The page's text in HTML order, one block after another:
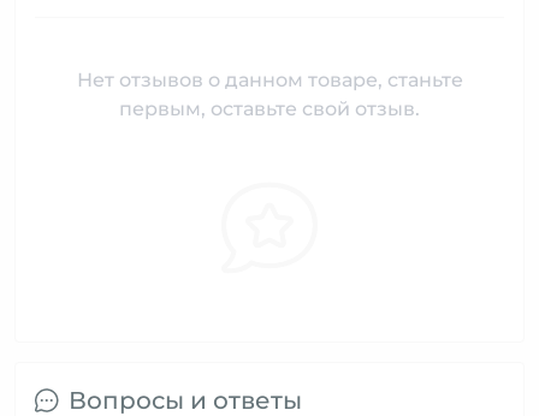
Нет отзывов о данном товаре, станьте
первым, оставьте свой отзыв.
Вопросы и ответы